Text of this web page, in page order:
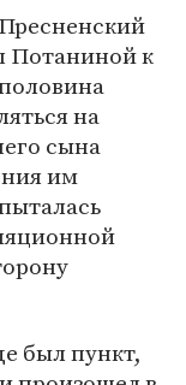
Потаниной к
на
сына
им
был пункт,